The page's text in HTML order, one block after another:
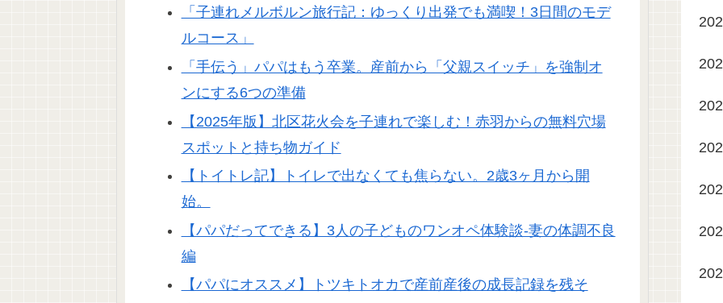
「子連れメルボルン旅行記：ゆっくり出発でも満喫！3日間のモデ
ルコース」
「手伝う」パパはもう卒業。産前から「父親スイッチ」を強制オ
ンにする6つの準備
【2025年版】北区花火会を子連れで楽しむ！赤羽からの無料穴場
スポットと持ち物ガイド
【トイトレ記】トイレで出なくても焦らない。2歳3ヶ月から開
始。
【パパだってできる】3人の子どものワンオペ体験談-妻の体調不良
編
【パパにオススメ】トツキトオカで産前産後の成長記録を残そ